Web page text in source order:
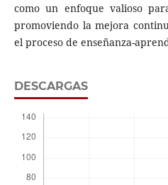
como un enfoque valioso
promoviendo la mejora
el proceso de enseñanza-
DESCARGAS